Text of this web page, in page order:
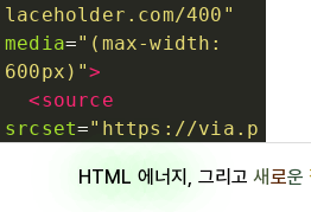
samp
laceholder.com/400"
media="(max-width:
600px)">
<source
srcset="https://via.p
"(max-width:
HTML 에너지 , 그리고새로운